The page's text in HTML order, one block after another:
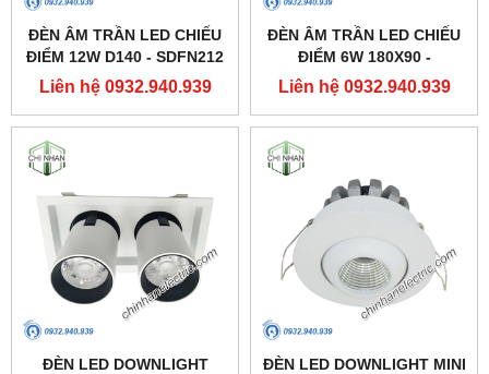
ĐÈN ÂM TRẦN LED CHIẾU
ĐIỂM 12W D140 - SDFN212
- DUHAL
Liên hệ 0932.940.939
ĐÈN ÂM TRẦN LED CHIẾU
ĐIỂM 6W 180X90 -
SDFC202 - DUHAL
Liên hệ 0932.940.939
ĐÈN LED DOWNLIGHT
ĐÈN LED DOWNLIGHT MINI